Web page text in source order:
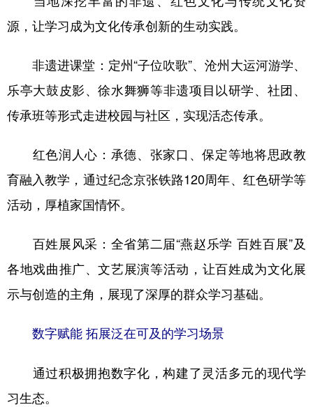
源，让学习成为文化传承创新的生动实践。
非遗进课堂：定州“子位吹歌”、沧州大运河游学、
乐亭大鼓皮影、徐水舞狮等非遗项目以研学、社团、
传承班等形式走进校园与社区，实现活态传承。
红色润人心：承德、张家口、保定等地将思政教
育融入教学，通过纪念京张铁路120周年、红色研学等
活动，厚植家国情怀。
百姓展风采：全省第二届“燕赵乐学 百姓百展”及
各地戏曲推广、文艺展演等活动，让百姓成为文化展
示与创造的主角，展现了深厚的群众学习基础。
数字赋能 拓展泛在可及的学习场景
通过积极拥抱数字化，构建了灵活多元的现代学
习生态。